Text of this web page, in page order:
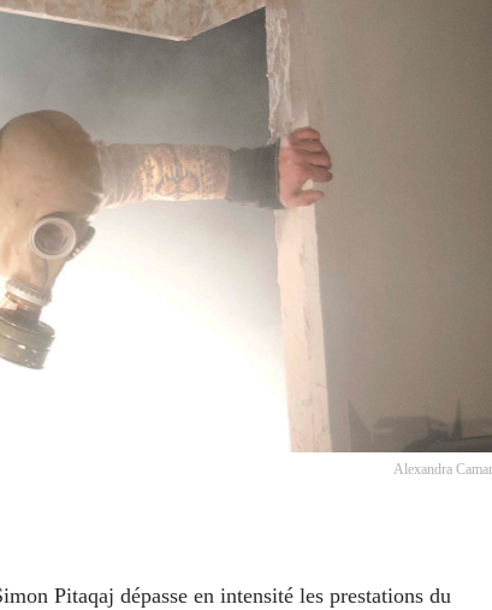
Alexandra
Pitaqaj dépasse en intensité les prestations du